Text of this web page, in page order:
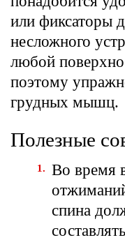
или фиксаторы
несложного
любой
поэтому
грудных мышц.
Полезные
Во время
спина